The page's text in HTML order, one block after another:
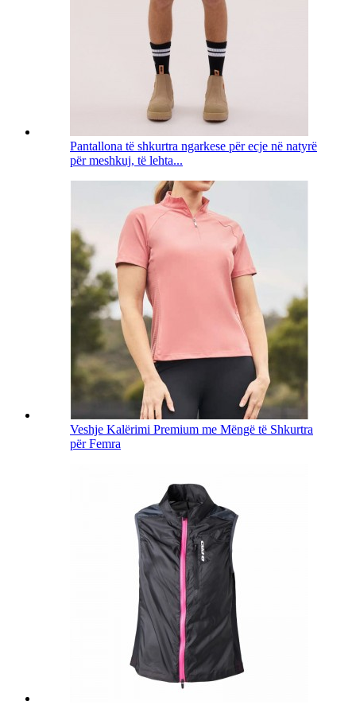
Pantallona të shkurtra ngarkese për ecje në natyrë
për meshkuj, të lehta...
Veshje Kalërimi Premium me Mëngë të Shkurtra
për Femra